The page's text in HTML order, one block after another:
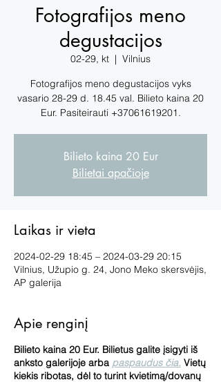
Fotografijos meno
degustacijos
02-29, kt
  |
Vilnius
Fotografijos meno degustacijos vyks
vasario 28-29 d. 18.45 val. Bilieto kaina 20
Eur. Pasiteirauti +37061619201.
Bilieto kaina 20 Eur
Bilietai apačioje
Laikas ir vieta
2024-02-29 18:45 – 2024-03-29 20:15
Vilnius, Užupio g. 24, Jono Meko skersvėjis,
AP galerija
Apie renginį
Bilieto kaina 20 Eur. Bilietus galite įsigyti iš
anksto galerijoje arba paspaudus čia. Vietų
kiekis ribotas, dėl to turint kvietimą/dovanų